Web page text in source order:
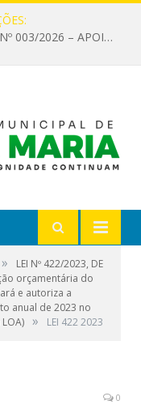
EDITAL DE CHAMAMENTO PÚBLICO Nº 003/2026 – APOIO À INFRAESTRUTURA CULTURAL
»
LEI Nº 422/2023, DE
orçamentária do
e autoriza a
anual de 2023 no
» LEI 422 2023
0